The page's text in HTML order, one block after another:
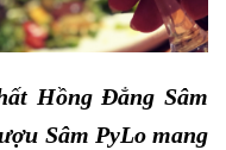
Hồng Đẳng Sâm
Sâm PyLo mang